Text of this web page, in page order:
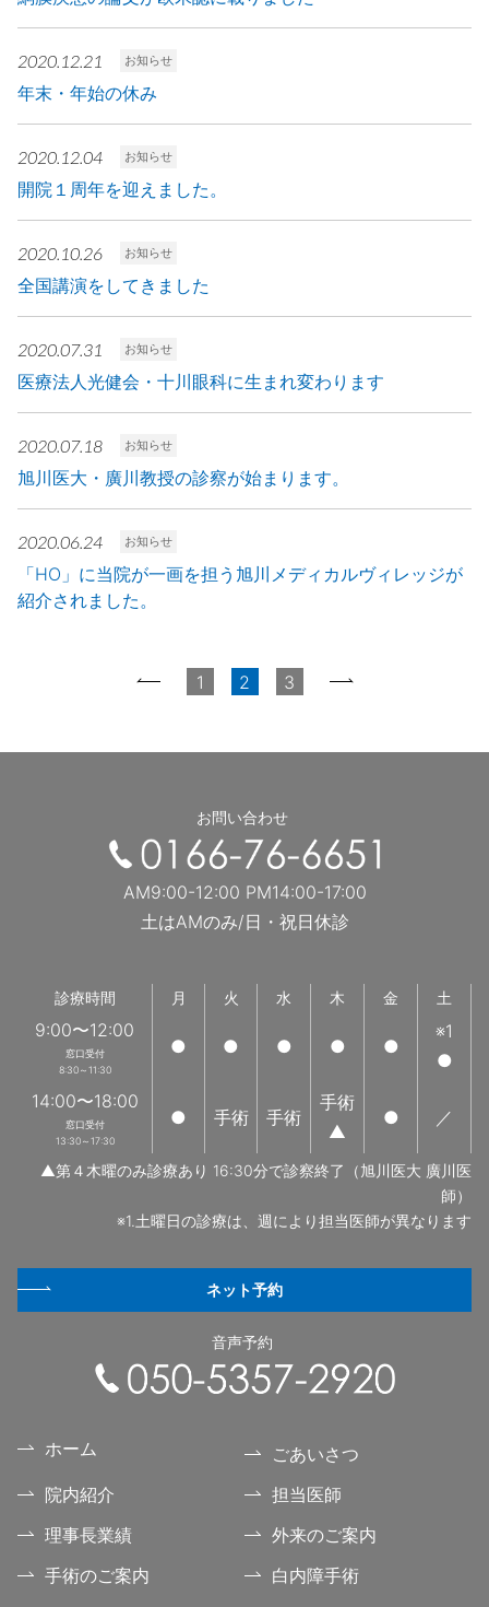
2020.12.21 お知らせ
年末・年始の休み
2020.12.04 お知らせ
開院１周年を迎えました。
2020.10.26 お知らせ
全国講演をしてきました
2020.07.31 お知らせ
医療法人光健会・十川眼科に生まれ変わります
2020.07.18 お知らせ
旭川医大・廣川教授の診察が始まります。
2020.06.24 お知らせ
「HO」に当院が一画を担う旭川メディカルヴィレッジが
紹介されました。
1 2 3
お問い合わせ
AM9:00-12:00 PM14:00-17:00
土はAMのみ/日・祝日休診
診療時間 月 火 水 木 金 土
9:00〜12:00
窓口受付
8:30～11:30
● ● ● ● ●
※1
●
14:00〜18:00
窓口受付
13:30～17:30
● 手術 手術
手術
▲
● ／
▲第４木曜のみ診療あり 16:30分で診察終了（旭川医大 廣川医
師）
※1.土曜日の診療は、週により担当医師が異なります
ネット予約
音声予約
ホーム
ごあいさつ
院内紹介
担当医師
理事長業績
外来のご案内
手術のご案内
白内障手術